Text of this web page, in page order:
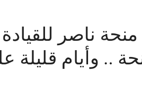
ناصر للقيادة
.. وأيام قليلة